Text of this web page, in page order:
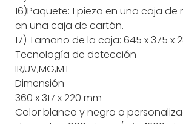
16)Paquete: 1 pieza en una caja de
en una caja de cartón.
17) Tamaño de la caja: 645 x 375 x
Tecnología de detección
IR,UV,MG,MT
Dimensión
360 x 317 x 220 mm
Colorblanco y negro o